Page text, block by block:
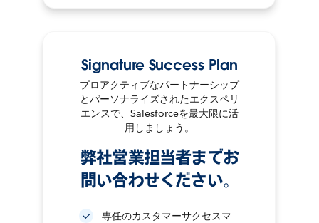
Signature Success Plan
プロアクティブなパートナーシップ
とパーソナライズされたエクスペリ
エンスで、Salesforceを最大限に活
用しましょう。
弊社営業担当者までお
問い合わせください。
専任のカスタマーサクセスマ